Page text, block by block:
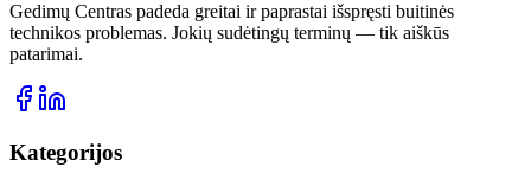
Gedimų Centras padeda greitai ir paprastai išspręsti buitinės
technikos problemas. Jokių sudėtingų terminų — tik aiškūs
patarimai.
Kategorijos